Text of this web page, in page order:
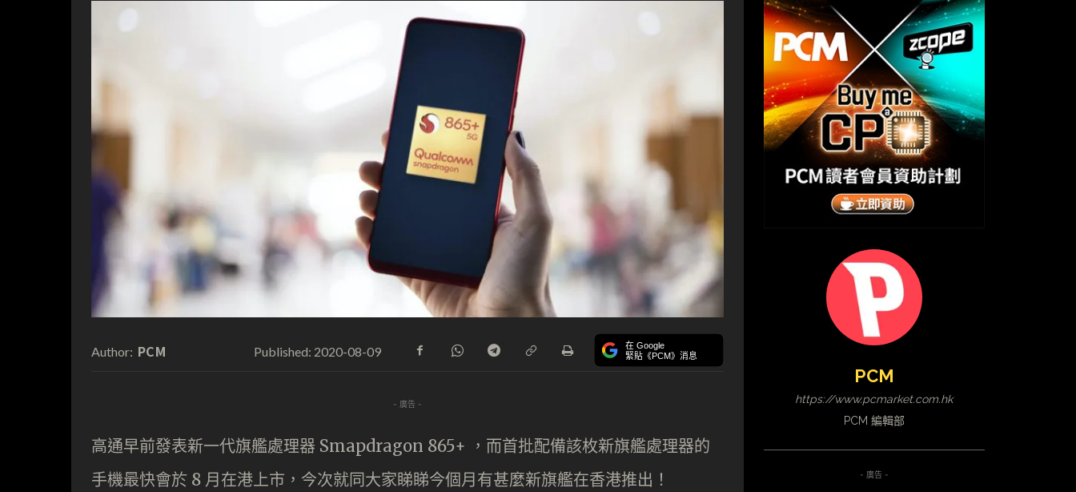
Author: PCM Published: 2020-08-09 在 Google
緊貼《PCM》消息
- 廣告 -
高通早前發表新一代旗艦處理器 Smapdragon 865+ ，而首批配備該枚新旗艦處理器的
手機最快會於 8 月在港上市，今次就同大家睇睇今個月有甚麼新旗艦在香港推出！
PCM
https://www.pcmarket.com.hk
PCM 編輯部
- 廣告 -